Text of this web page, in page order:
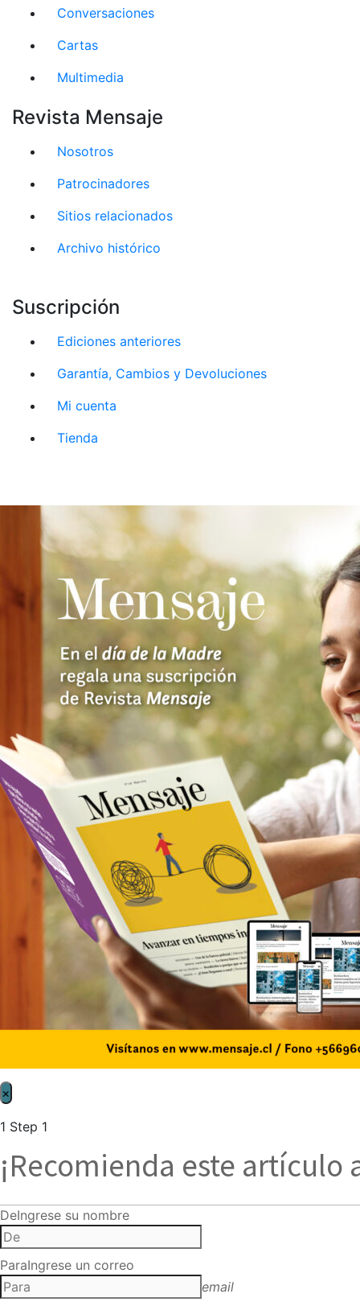
Conversaciones
Cartas
Multimedia
Revista Mensaje
Nosotros
Patrocinadores
Sitios relacionados
Archivo histórico
Suscripción
Ediciones anteriores
Garantía, Cambios y Devoluciones
Mi cuenta
Tienda
×
1 Step 1
¡Recomienda este artículo
DeIngrese su nombre
ParaIngrese un correo
email